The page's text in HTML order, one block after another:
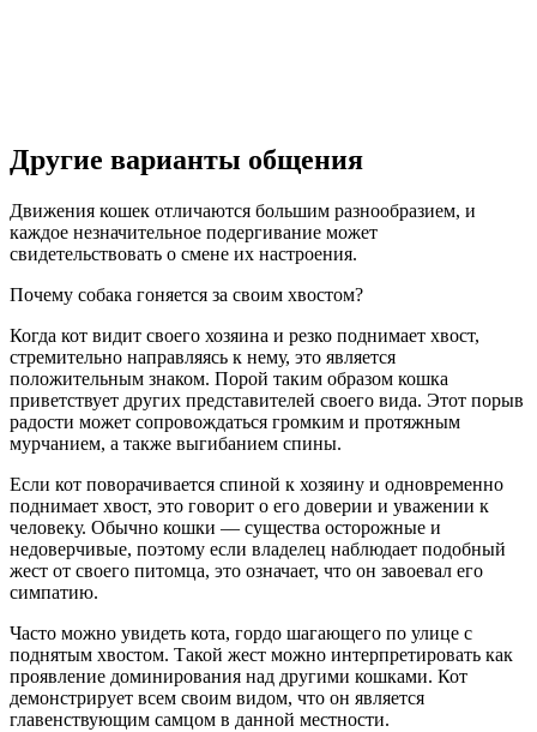
Другие варианты общения
Движения кошек отличаются большим разнообразием, и
каждое незначительное подергивание может
свидетельствовать о смене их настроения.
Почему собака гоняется за своим хвостом?
Когда кот видит своего хозяина и резко поднимает хвост,
стремительно направляясь к нему, это является
положительным знаком. Порой таким образом кошка
приветствует других представителей своего вида. Этот порыв
радости может сопровождаться громким и протяжным
мурчанием, а также выгибанием спины.
Если кот поворачивается спиной к хозяину и одновременно
поднимает хвост, это говорит о его доверии и уважении к
человеку. Обычно кошки — существа осторожные и
недоверчивые, поэтому если владелец наблюдает подобный
жест от своего питомца, это означает, что он завоевал его
симпатию.
Часто можно увидеть кота, гордо шагающего по улице с
поднятым хвостом. Такой жест можно интерпретировать как
проявление доминирования над другими кошками. Кот
демонстрирует всем своим видом, что он является
главенствующим самцом в данной местности.